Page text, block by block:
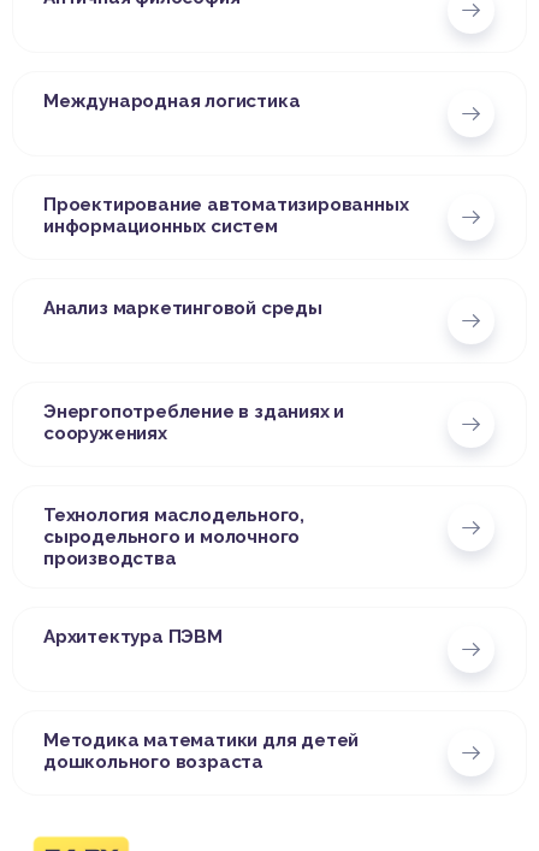
Международная логистика
Проектирование автоматизированных
информационных систем
Анализ маркетинговой среды
Энергопотребление в зданиях и
сооружениях
Технология маслодельного,
сыродельного и молочного
производства
Архитектура ПЭВМ
Методика математики для детей
дошкольного возраста